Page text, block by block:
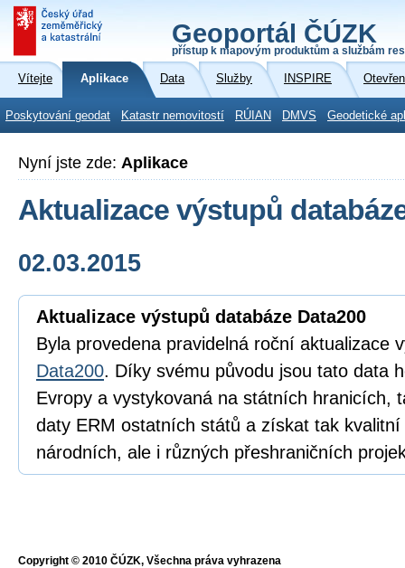
Geoportál ČÚZK
přístup k mapovým produktům a službám
Vítejte Aplikace Data Služby INSPIRE
Poskytování geodat Katastr nemovitostí RÚIAN DMVS Geodetické
Nyní jste zde: Aplikace
Aktualizace výstupů
02.03.2015
Aktualizace výstupů databáze Data200
Byla provedena pravidelná roční aktualizace
Data200. Díky svému původu jsou tato data
Evropy a vystykovaná na státních hranicích,
daty ERM ostatních států a získat tak
národních, ale i různých přeshraničních
Copyright © 2010 ČÚZK, Všechna práva vyhrazena